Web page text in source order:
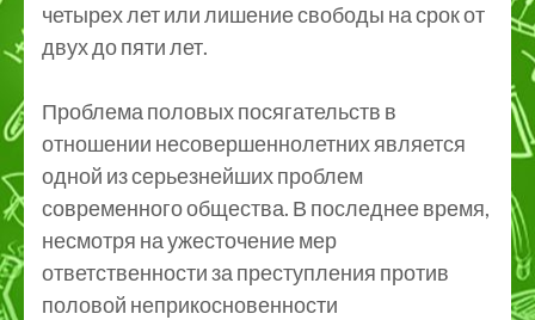
четырех лет или лишение свободы на срок от
двух до пяти лет.
Проблема половых посягательств в
отношении несовершеннолетних является
одной из серьезнейших проблем
современного общества. В последнее время,
несмотря на ужесточение мер
ответственности за преступления против
половой неприкосновенности